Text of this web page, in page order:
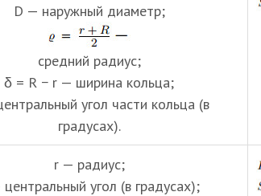
D — наружный диаметр;
средний радиус;
δ = R − r — ширина кольца;
угол части кольца (в
градусах).
r — радиус;
угол (в градусах);